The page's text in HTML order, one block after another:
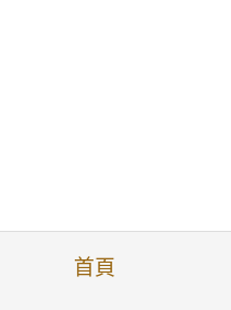
首頁